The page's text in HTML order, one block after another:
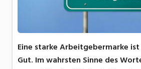
Eine starke Arbeitgebermarke
Gut. Im wahrsten Sinne des